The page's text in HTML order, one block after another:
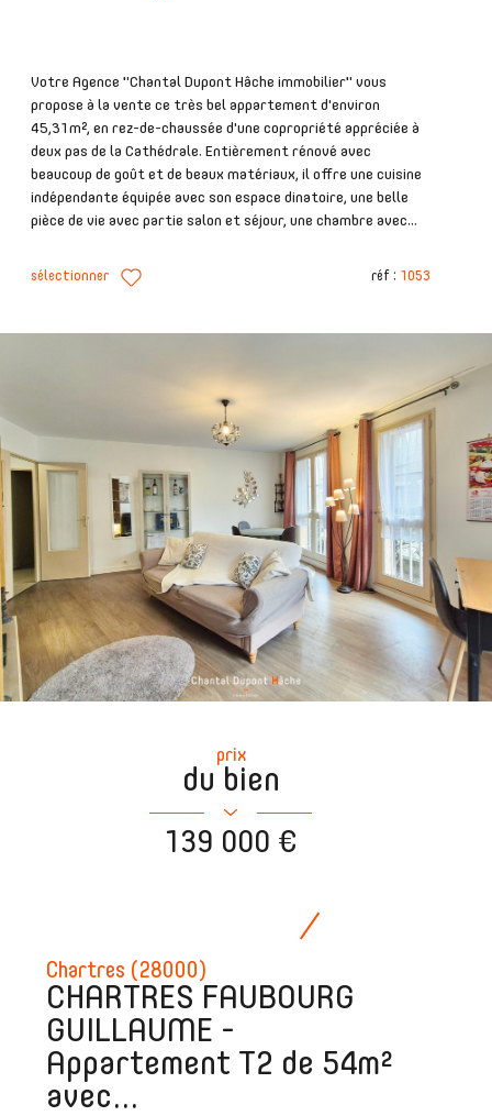
Votre Agence "Chantal Dupont Hâche immobilier" vous
propose à la vente ce très bel appartement d'environ
45,31m², en rez-de-chaussée d'une copropriété appréciée à
deux pas de la Cathédrale. Entièrement rénové avec
beaucoup de goût et de beaux matériaux, il offre une cuisine
indépendante équipée avec son espace dinatoire, une belle
pièce de vie avec partie salon et séjour, une chambre avec...
sélectionner réf : 1053
Chartres (28000)
CHARTRES FAUBOURG
GUILLAUME -
Appartement T2 de 54m²
avec...
prix
du bien
139 000 €